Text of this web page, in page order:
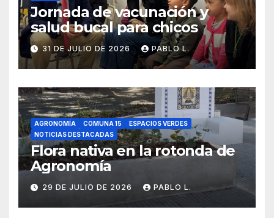
Jornada de vacunación y
salud bucal para chicos
31 DE JULIO DE 2026 PABLO L.
AGRONOMÍA COMUNA 15
ESPACIOS VERDES
NOTICIAS DESTACADAS
Flora nativa en la rotonda de
Agronomía
29 DE JULIO DE 2026 PABLO L.